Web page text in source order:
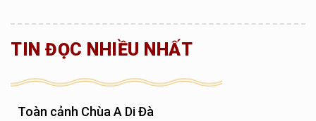
TIN ĐỌC NHIỀU NHẤT
Toàn cảnh Chùa A Di Đà